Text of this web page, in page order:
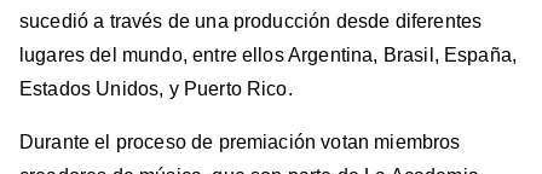
sucedió a través de una producción desde diferentes
lugares del mundo, entre ellos Argentina, Brasil, España,
Estados Unidos, y Puerto Rico.
Durante el proceso de premiación votan miembros